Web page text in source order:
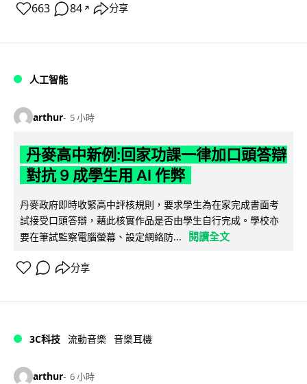
663 84 ↗ 分享
人工智能
arthur 5 小時
丹麥高中新例:回家功課一律加口頭答辯
對抗 9 成學生用 AI 作弊
丹麥政府即時收緊高中評核規則，要求學生為在家完成書面考
試接受口頭答辯，藉此核實作品是否由學生自行完成。學校亦
要在筆試監察電腦螢幕、設定網絡防...
閱讀全文
分享
3C科技 流動音樂 音樂耳機
arthur 6 小時